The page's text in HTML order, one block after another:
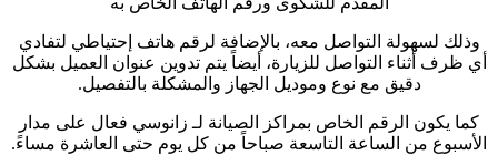
وذلك لسهولة التواصل معه، بالإضافة لرقم هاتف إحتياطي لتفادي
أي ظرف أثناء التواصل للزيارة، أيضاً يتم تدوين عنوان العميل بشكل
دقيق مع نوع وموديل الجهاز والمشكلة بالتفصيل.
كما يكون الرقم الخاص بمراكز الصيانة لـ زانوسي فعال على مدار
الأسبوع من الساعة التاسعة صباحاً من كل يوم حتى العاشرة مساءً.